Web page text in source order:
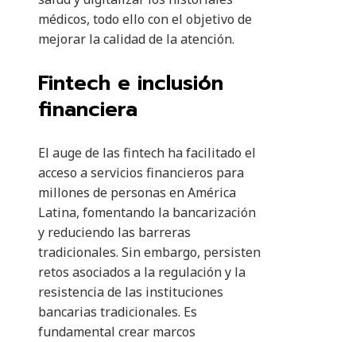
médicos, todo ello con el objetivo de
mejorar la calidad de la atención.
Fintech e inclusión
financiera
El auge de las fintech ha facilitado el
acceso a servicios financieros para
millones de personas en América
Latina, fomentando la bancarización
y reduciendo las barreras
tradicionales. Sin embargo, persisten
retos asociados a la regulación y la
resistencia de las instituciones
bancarias tradicionales. Es
fundamental crear marcos